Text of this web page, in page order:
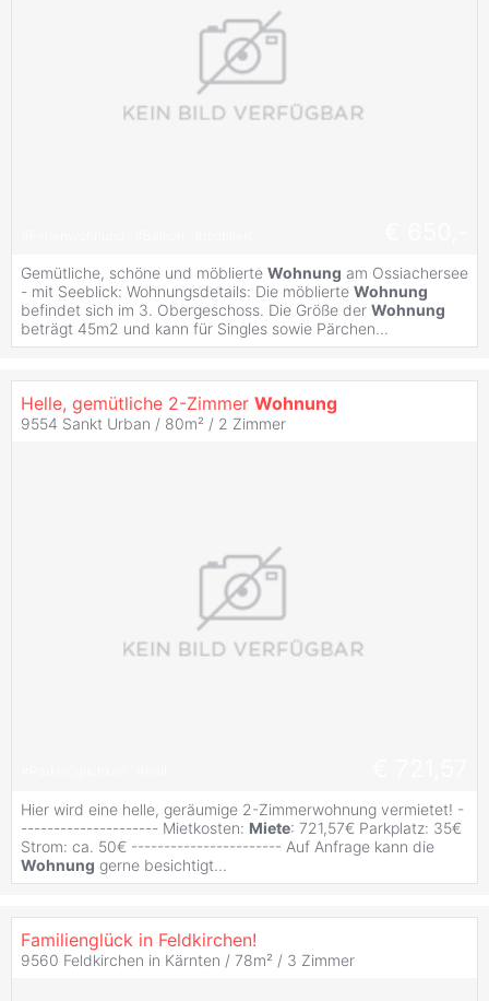
Gemütliche, schöne und möblierte Wohnung am Ossiachersee
- mit Seeblick: Wohnungsdetails: Die möblierte Wohnung
befindet sich im 3. Obergeschoss. Die Größe der Wohnung
beträgt 45m2 und kann für Singles sowie Pärchen...
Helle, gemütliche 2-Zimmer Wohnung
9554 Sankt Urban / 80m² / 2 Zimmer
Hier wird eine helle, geräumige 2-Zimmerwohnung vermietet! -
--------------------- Mietkosten: Miete: 721,57€ Parkplatz: 35€
Strom: ca. 50€ ----------------------- Auf Anfrage kann die
Wohnung gerne besichtigt...
Familienglück in Feldkirchen!
9560 Feldkirchen in Kärnten / 78m² / 3 Zimmer